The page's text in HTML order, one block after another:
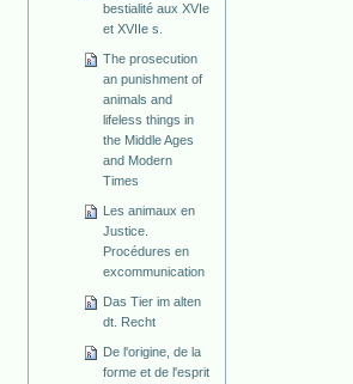
bestialité aux XVIe
et XVIIe s.
The prosecution
an punishment of
animals and
lifeless things in
the Middle Ages
and Modern
Times
Les animaux en
Justice.
Procédures en
excommunication
Das Tier im alten
dt. Recht
De l'origine, de la
forme et de l'esprit